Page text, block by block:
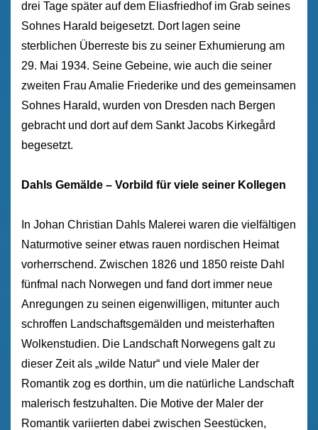
drei Tage später auf dem Eliasfriedhof im Grab seines
Sohnes Harald beigesetzt. Dort lagen seine
sterblichen Überreste bis zu seiner Exhumierung am
29. Mai 1934. Seine Gebeine, wie auch die seiner
zweiten Frau Amalie Friederike und des gemeinsamen
Sohnes Harald, wurden von Dresden nach Bergen
gebracht und dort auf dem Sankt Jacobs Kirkegård
begesetzt.
Dahls Gemälde – Vorbild für viele seiner Kollegen
In Johan Christian Dahls Malerei waren die vielfältigen
Naturmotive seiner etwas rauen nordischen Heimat
vorherrschend. Zwischen 1826 und 1850 reiste Dahl
fünfmal nach Norwegen und fand dort immer neue
Anregungen zu seinen eigenwilligen, mitunter auch
schroffen Landschaftsgemälden und meisterhaften
Wolkenstudien. Die Landschaft Norwegens galt zu
dieser Zeit als „wilde Natur“ und viele Maler der
Romantik zog es dorthin, um die natürliche Landschaft
malerisch festzuhalten. Die Motive der Maler der
Romantik variierten dabei zwischen Seestücken,